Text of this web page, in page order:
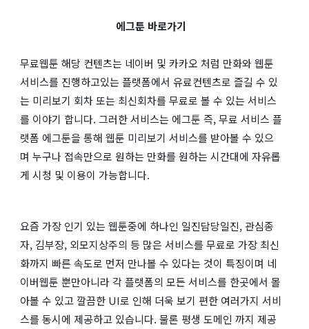
에그툰 바로가기
무료웹툰 해당 컨텐츠는 네이버 및 카카오 처럼 만화와 웹툰
서비스를 진행하고있는 플랫폼에서 유료컨텐츠로 즐길 수 있
는 미리보기 회차 또는 최신회차를 무료로 볼 수 있는 서비스
를 이야기 합니다. 그러한 서비스는 에그툰 즉, 무료 서비스 플
랫폼 에그툰을 통해 웹툰 미리보기 서비스를 받아볼 수 있으
며 누구나 접속만으로 원하는 만화를 원하는 시간대에 자유롭
게 시청 및 이용이 가능합니다.
요즘 가장 인기 있는 웹툰중에 하나인 일진담당일진, 관심종
자, 김부장, 외모지상주의 등 많은 서비스를 무료로 가장 최신
화까지 빠른 속도로 먼저 만나볼 수 있다는 것이 특징이며 네
이버웹툰 뿐만아니라 각 플랫폼의 모든 서비스를 한곳에서 몰
아볼 수 있고 깔끔한 UI로 인해 더욱 보기 편한 여러가지 서비
스를 동시에 제공하고 있습니다. 물론 평생 도메인 까지 제공